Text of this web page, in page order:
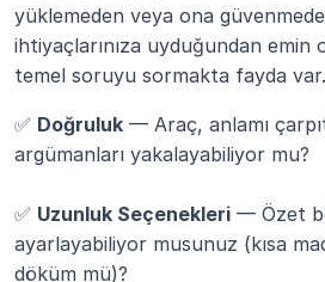
yüklemeden veya ona
ihtiyaçlarınıza uyduğundan emin
temel soruyu sormakta fayda var.
✅ Doğruluk — Araç, anlamı
argümanları yakalayabiliyor mu?
✅ Uzunluk Seçenekleri — Özet
ayarlayabiliyor musunuz (kısa
döküm mü)?